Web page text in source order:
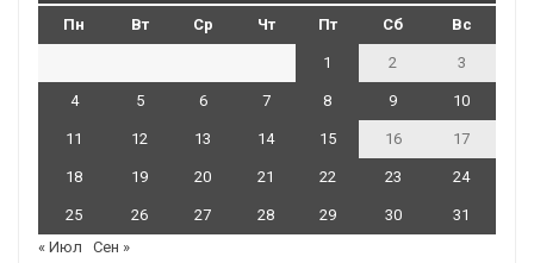
Пн Вт Ср Чт Пт Сб Вс
1 2 3
4 5 6 7 8 9 10
11 12 13 14 15 16 17
18 19 20 21 22 23 24
25 26 27 28 29 30
31
« Июл
Сен »